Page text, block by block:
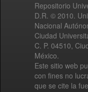
Repositorio
D.R. © 2010.
Nacional
Ciudad
C. P. 04510,
México.
Este sitio web
con fines no
que se cite la